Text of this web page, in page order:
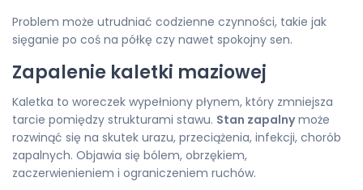
Problem może utrudniać codzienne czynności, takie jak
sięganie po coś na półkę czy nawet spokojny sen.
Zapalenie kaletki maziowej
Kaletka to woreczek wypełniony płynem, który zmniejsza
tarcie pomiędzy strukturami stawu. Stan zapalnymoże
rozwinąć się na skutek urazu, przeciążenia, infekcji, chorób
zapalnych. Objawia się bólem, obrzękiem,
zaczerwienieniem i ograniczeniem ruchów.